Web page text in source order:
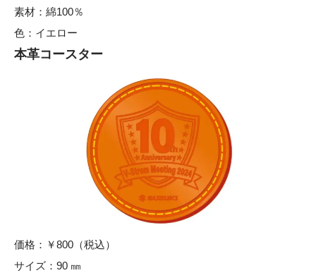
素材：綿100％
色：イエロー
本革コースター
価格：￥800（税込）
サイズ：90 ㎜